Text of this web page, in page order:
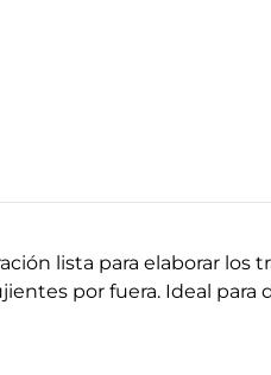
lista para elaborar
por fuera. Ideal